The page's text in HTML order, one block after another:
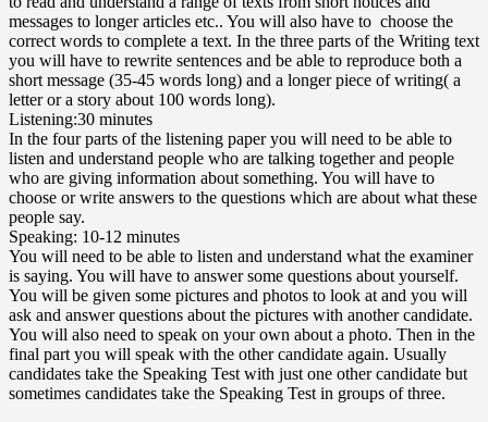
messages to longer articles etc.. You will also have to choose the
correct words to complete a text. In the three parts of the Writing text
you will have to rewrite sentences and be able to reproduce both a
short message (35-45 words long) and a longer piece of writing( a
letter or a story about 100 words long).
Listening:30 minutes
In the four parts of the listening paper you will need to be able to
listen and understand people who are talking together and people
who are giving information about something. You will have to
choose or write answers to the questions which are about what these
people say.
Speaking: 10-12 minutes
You will need to be able to listen and understand what the examiner
is saying. You will have to answer some questions about yourself.
You will be given some pictures and photos to look at and you will
ask and answer questions about the pictures with another candidate.
You will also need to speak on your own about a photo. Then in the
final part you will speak with the other candidate again. Usually
candidates take the Speaking Test with just one other candidate but
sometimes candidates take the Speaking Test in groups of three.